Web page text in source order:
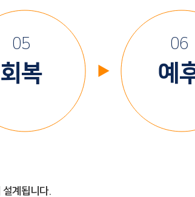
회복
05
예
06
▶
계됩니다.